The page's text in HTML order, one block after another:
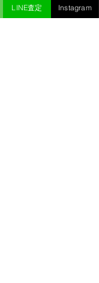
LINE査定 Instagram